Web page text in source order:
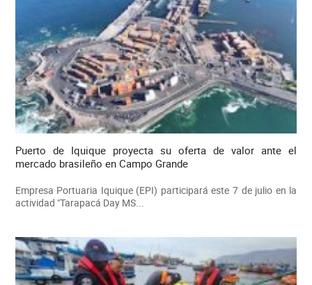
Puerto de Iquique proyecta su oferta de valor ante el
mercado brasileño en Campo Grande
Empresa Portuaria Iquique (EPI) participará este 7 de julio en la
actividad "Tarapacá Day MS...